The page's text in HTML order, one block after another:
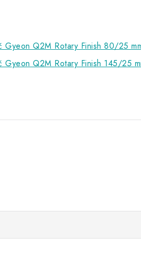
Gyeon Q2M Rotary Finish 80/25
Gyeon Q2M Rotary Finish 145/25